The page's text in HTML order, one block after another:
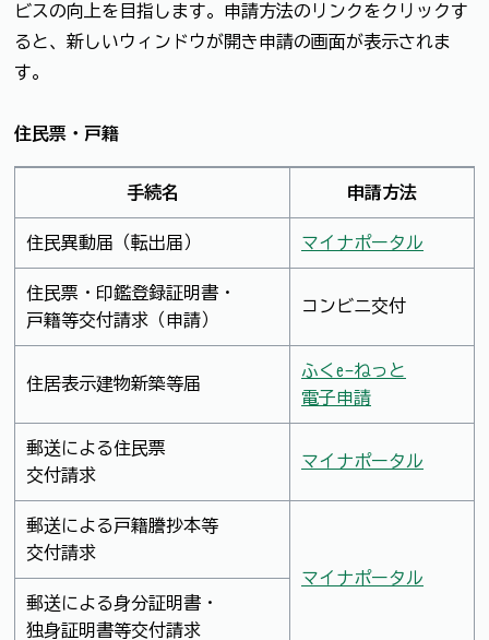
ビスの向上を目指します。申請方法のリンクをクリックす
ると、新しいウィンドウが開き申請の画面が表示されま
す。
住民票・戸籍
手続名 申請方法
住民異動届（転出届） マイナポータル
住民票・印鑑登録証明書・
戸籍等交付請求（申請）
コンビニ交付
住居表示建物新築等届
ふくe-ねっと
電子申請
郵送による住民票
交付請求
マイナポータル
郵送による戸籍謄抄本等
交付請求
マイナポータル
郵送による身分証明書・
独身証明書等交付請求